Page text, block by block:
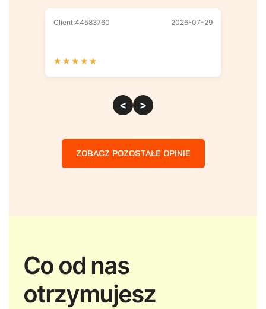
Client:44583760 2026-07-29
★ ★ ★ ★ ★
< >
ZOBACZ POZOSTAŁE OPINIE
Co od nas
otrzymujesz